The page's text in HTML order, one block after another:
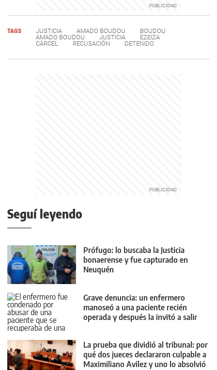
TAGS JUSTICIA AMADO BOUDOU
BOUDOU
AMADO BOUDOU
JUSTICIA
EZEIZA
CÁRCEL
RECUSACIÓN DETENIDO
Seguí leyendo
Prófugo: lo buscaba la Justicia
bonaerense y fue capturado en
Neuquén
Grave denuncia: un enfermero
manoseó a una paciente recién
operada y después la invitó a salir
La prueba que dividió al tribunal: por
qué dos jueces declararon culpable a
Maximiliano Avilez y uno lo absolvió